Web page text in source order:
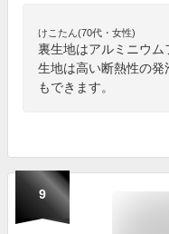
けこたん(70代・女性)
裏生地はアルミニウム
生地は高い断熱性の
もできます。
9